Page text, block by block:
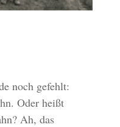
noch gefehlt:
Oder heißt
Ah, das